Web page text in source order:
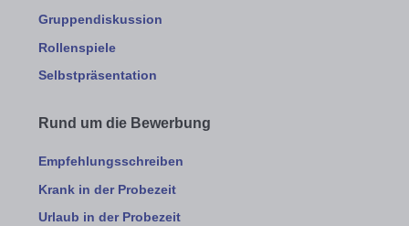
Gruppendiskussion
Rollenspiele
Selbstpräsentation
Rund um die Bewerbung
Empfehlungsschreiben
Krank in der Probezeit
Urlaub in der Probezeit